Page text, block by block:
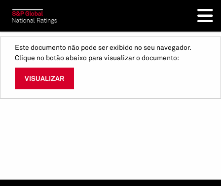
Este documento não pode ser exibido no seu navegador.
Clique no botão abaixo para visualizar o documento:
VISUALIZAR